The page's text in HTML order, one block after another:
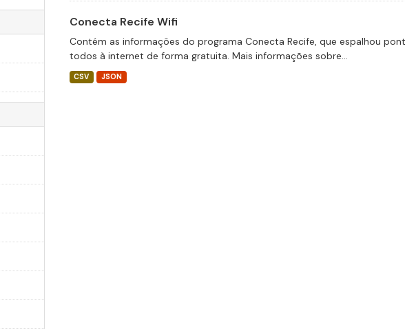
Conecta Recife Wifi
Contém as informações do programa Conecta Recife, que espalhou
todos à internet de forma gratuita. Mais informações sobre...
CSV JSON